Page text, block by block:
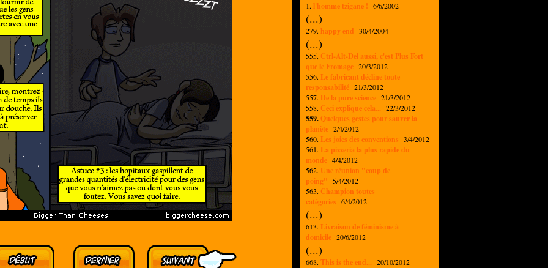
1. l'homme tzigane ! 6/6/2002
(...)
279. happy end 30/4/2004
(...)
555. Ctrl-Alt-Del aussi, c'est Plus Fort
que le Fromage 20/3/2012
556. Le fabricant décline toute
responsabilité 21/3/2012
557. De la pure science 21/3/2012
558. Ceci explique cela... 22/3/2012
559.Quelques gestes pour sauver la
planète 2/4/2012
560. Les joies des conventions 3/4/2012
561. La pizzeria la plus rapide du
monde 4/4/2012
562. Une réunion "coup de
poing" 5/4/2012
563. Champion toutes
catégories 6/4/2012
(...)
613. Livraison de féminisme à
domicile 20/6/2012
(...)
668. This is the end... 20/10/2012